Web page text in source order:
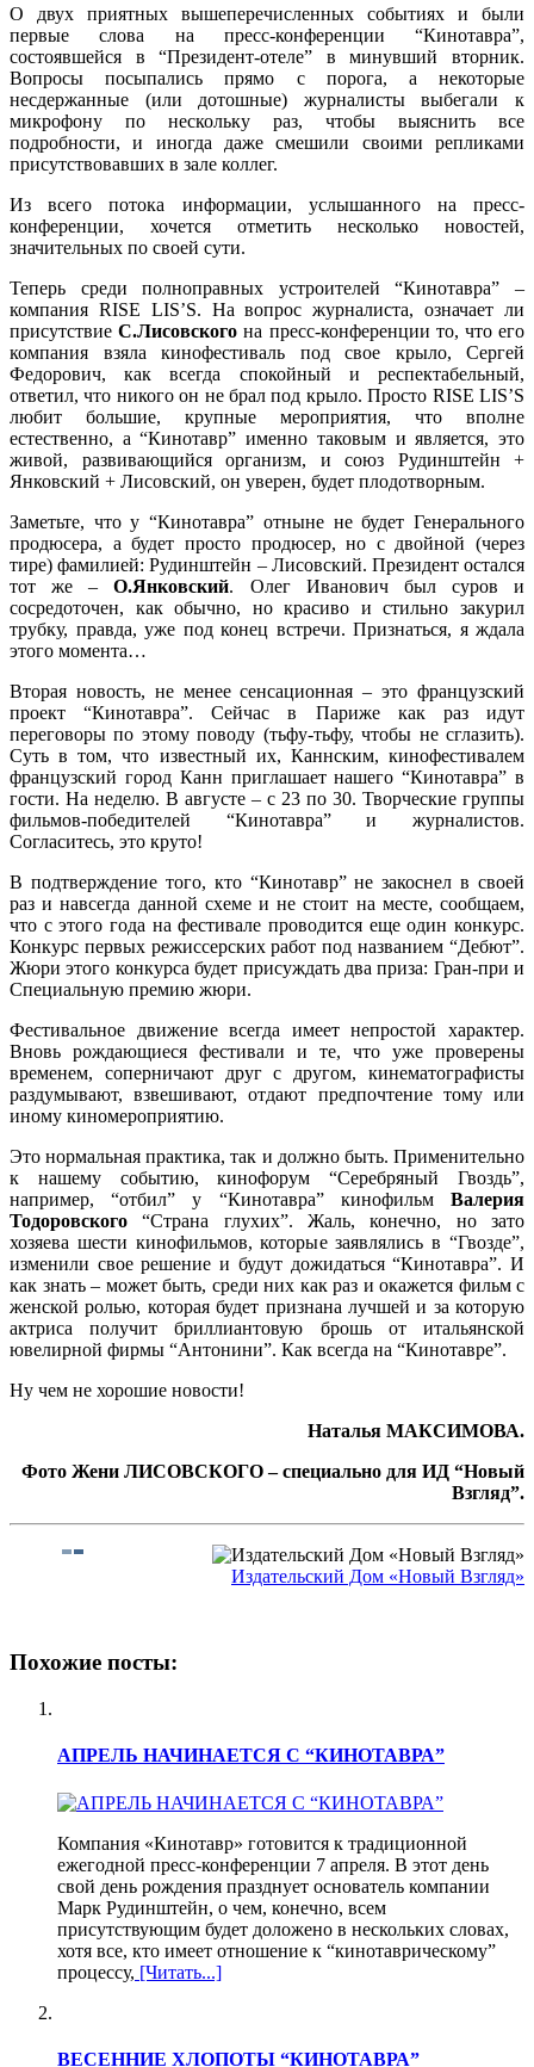
О двух приятных вышеперечисленных событиях и были
первые слова на пресс-конференции “Кинотавра”,
состоявшейся в “Президент-отеле” в минувший вторник.
Вопросы посыпались прямо с порога, а некоторые
несдержанные (или дотошные) журналисты выбегали к
микрофону по нескольку раз, чтобы выяснить все
подробности, и иногда даже смешили своими репликами
присутствовавших в зале коллег.
Из всего потока информации, услышанного на пресс-
конференции, хочется отметить несколько новостей,
значительных по своей сути.
Теперь среди полноправных устроителей “Кинотавра” –
компания RISE LIS’S. На вопрос журналиста, означает ли
присутствиеС.Лисовского на пресс-конференции то, что его
компания взяла кинофестиваль под свое крыло, Сергей
Федорович, как всегда спокойный и респектабельный,
ответил, что никого он не брал под крыло. Просто RISE LIS’S
любит большие, крупные мероприятия, что вполне
естественно, а “Кинотавр” именно таковым и является, это
живой, развивающийся организм, и союз Рудинштейн +
Янковский + Лисовский, он уверен, будет плодотворным.
Заметьте, что у “Кинотавра” отныне не будет Генерального
продюсера, а будет просто продюсер, но с двойной (через
тире) фамилией: Рудинштейн – Лисовский. Президент остался
тот же –О.Янковский. Олег Иванович был суров и
сосредоточен, как обычно, но красиво и стильно закурил
трубку, правда, уже под конец встречи. Признаться, я ждала
этого момента…
Вторая новость, не менее сенсационная – это французский
проект “Кинотавра”. Сейчас в Париже как раз идут
переговоры по этому поводу (тьфу-тьфу, чтобы не сглазить).
Суть в том, что известный их, Каннским, кинофестивалем
французский город Канн приглашает нашего “Кинотавра” в
гости. На неделю. В августе – с 23 по 30. Творческие группы
фильмов-победителей “Кинотавра” и журналистов.
Согласитесь, это круто!
В подтверждение того, кто “Кинотавр” не закоснел в своей
раз и навсегда данной схеме и не стоит на месте, сообщаем,
что с этого года на фестивале проводится еще один конкурс.
Конкурс первых режиссерских работ под названием “Дебют”.
Жюри этого конкурса будет присуждать два приза: Гран-при и
Специальную премию жюри.
Фестивальное движение всегда имеет непростой характер.
Вновь рождающиеся фестивали и те, что уже проверены
временем, соперничают друг с другом, кинематографисты
раздумывают, взвешивают, отдают предпочтение тому или
иному киномероприятию.
Это нормальная практика, так и должно быть. Применительно
к нашему событию, кинофорум “Серебряный Гвоздь”,
например, “отбил” у “Кинотавра” кинофильм Валерия
Тодоровского “Страна глухих”. Жаль, конечно, но зато
хозяева шести кинофильмов, которые заявлялись в “Гвозде”,
изменили свое решение и будут дожидаться “Кинотавра”. И
как знать – может быть, среди них как раз и окажется фильм с
женской ролью, которая будет признана лучшей и за которую
актриса получит бриллиантовую брошь от итальянской
ювелирной фирмы “Антонини”. Как всегда на “Кинотавре”.
Ну чем не хорошие новости!
Наталья МАКСИМОВА.
Фото Жени ЛИСОВСКОГО – специально для ИД “Новый
Взгляд”.
Издательский Дом «Новый Взгляд»
Похожие посты:
АПРЕЛЬ НАЧИНАЕТСЯ С “КИНОТАВРА”
Компания «Кинотавр» готовится к традиционной
ежегодной пресс-конференции 7 апреля. В этот день
свой день рождения празднует основатель компании
Марк Рудинштейн, о чем, конечно, всем
присутствующим будет доложено в нескольких словах,
хотя все, кто имеет отношение к “кинотаврическому”
процессу, [Читать...]
ВЕСЕННИЕ ХЛОПОТЫ “КИНОТАВРА”